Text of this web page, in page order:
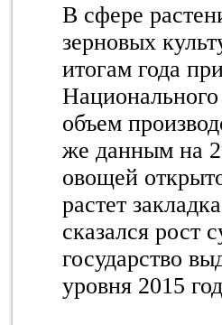
В сфере
зерновых
итогам года
объем
же данным на
овощей
растет
сказался рост
государство
уровня 2015